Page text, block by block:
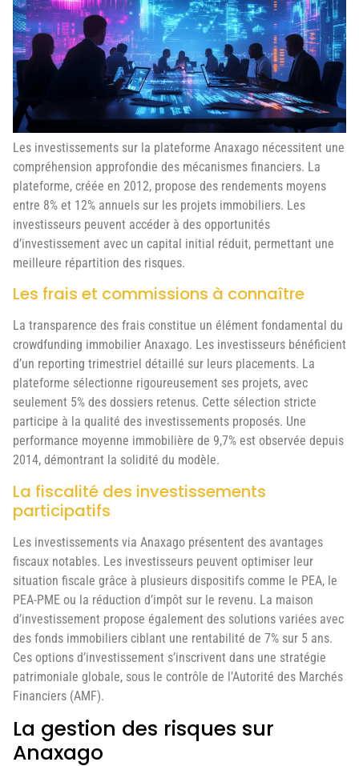
Les investissements sur la plateforme Anaxago nécessitent une
compréhension approfondie des mécanismes financiers. La
plateforme, créée en 2012, propose des rendements moyens
entre 8% et 12% annuels sur les projets immobiliers. Les
investisseurs peuvent accéder à des opportunités
d’investissement avec un capital initial réduit, permettant une
meilleure répartition des risques.
Les frais et commissions à connaître
La transparence des frais constitue un élément fondamental du
crowdfunding immobilier Anaxago. Les investisseurs bénéficient
d’un reporting trimestriel détaillé sur leurs placements. La
plateforme sélectionne rigoureusement ses projets, avec
seulement 5% des dossiers retenus. Cette sélection stricte
participe à la qualité des investissements proposés. Une
performance moyenne immobilière de 9,7% est observée depuis
2014, démontrant la solidité du modèle.
La fiscalité des investissements
participatifs
Les investissements via Anaxago présentent des avantages
fiscaux notables. Les investisseurs peuvent optimiser leur
situation fiscale grâce à plusieurs dispositifs comme le PEA, le
PEA-PME ou la réduction d’impôt sur le revenu. La maison
d’investissement propose également des solutions variées avec
des fonds immobiliers ciblant une rentabilité de 7% sur 5 ans.
Ces options d’investissement s’inscrivent dans une stratégie
patrimoniale globale, sous le contrôle de l’Autorité des Marchés
Financiers (AMF).
La gestion des risques sur
Anaxago